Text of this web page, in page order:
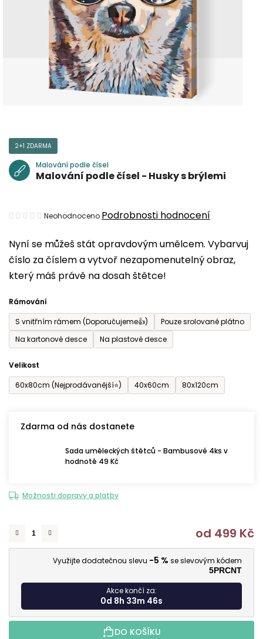
Nyní se můžeš stát opravdovým umělcem. Vybarvuj
číslo za číslem a vytvoř nezapomenutelný obraz,
který máš právě na dosah štětce!
Rámování
S vnitřním rámem (Doporučujeme👍)
Pouze srolované plátno
Na kartonové desce
Na plastové desce
Velikost
60x80cm (Nejprodávanější⭐)
40x60cm 80x120cm
Zdarma od nás dostanete
Sada uměleckých štětců - Bambusové 4ks v
hodnotě 49 Kč
Možnosti dopravy a platby
od 499 Kč
Využijte dodatečnou slevu -5 % se slevovým kódem
5PRCNT
Akce končí za:
0d 8h 33m 45s
DO KOŠÍKU
2+1 ZDARMA
Malování podle čísel
Malování podle čísel - Husky s brýlemi
Průměrné
produktu
je
0,0
5
hvězdiček.
Neohodnoceno Podrobnosti hodnocení